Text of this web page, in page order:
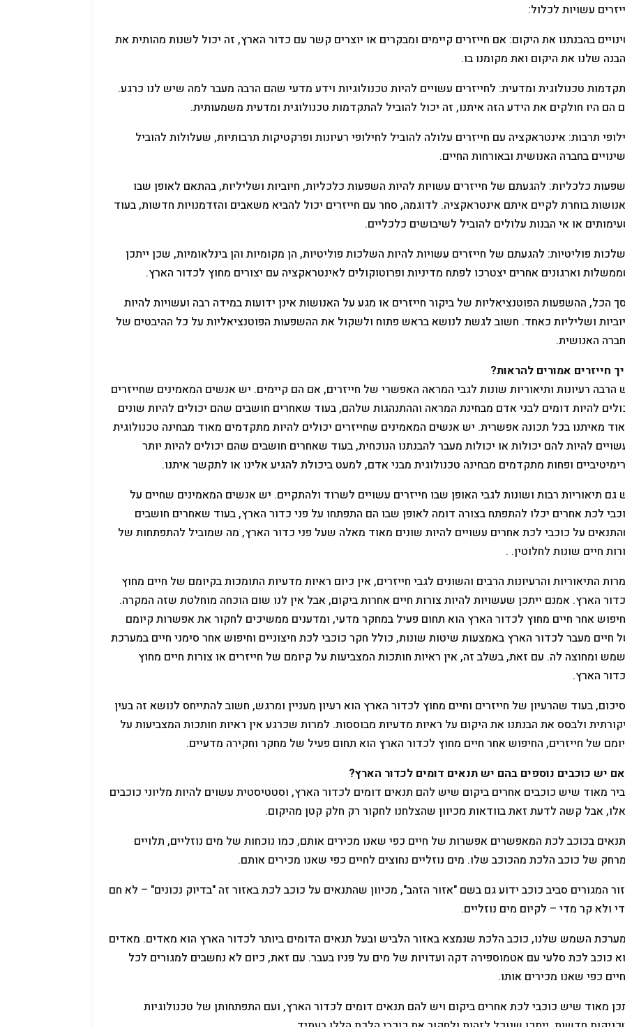
עשויות לכלול:
בהבנתנו את היקום: אם חייזרים קיימים ומבקרים או יוצרים קשר עם כדור הארץ, זה יכול לשנות מהותית את
שלנו את היקום ואת מקומנו בו.
טכנולוגית ומדעית: לחייזרים עשויים להיות טכנולוגיות וידע מדעי שהם הרבה מעבר למה שיש לנו כרגע.
הם היו חולקים את הידע הזה איתנו, זה יכול להוביל להתקדמות טכנולוגית ומדעית משמעותית.
תרבות: אינטראקציה עם חייזרים עלולה להוביל לחילופי רעיונות ופרקטיקות תרבותיות, שעלולות להוביל
בחברה האנושית ובאורחות החיים.
כלכליות: להגעתם של חייזרים עשויות להיות השפעות כלכליות, חיוביות ושליליות, בהתאם לאופן שבו
בוחרת לקיים איתם אינטראקציה. לדוגמה, סחר עם חייזרים יכול להביא משאבים והזדמנויות חדשות, בעוד
או אי הבנות עלולים להוביל לשיבושים כלכליים.
פוליטיות: להגעתם של חייזרים עשויות להיות השלכות פוליטיות, הן מקומיות והן בינלאומיות, שכן ייתכן
וארגונים אחרים יצטרכו לפתח מדיניות ופרוטוקולים לאינטראקציה עם יצורים מחוץ לכדור הארץ.
הכל, ההשפעות הפוטנציאליות של ביקור חייזרים או מגע על האנושות אינן ידועות במידה רבה ועשויות להיות
ושליליות כאחד. חשוב לגשת לנושא בראש פתוח ולשקול את ההשפעות הפוטנציאליות על כל ההיבטים של
האנושית.
חייזרים אמורים להראות?
הרבה רעיונות ותיאוריות שונות לגבי המראה האפשרי של חייזרים, אם הם קיימים. יש אנשים המאמינים שחייזרים
להיות דומים לבני אדם מבחינת המראה וההתנהגות שלהם, בעוד שאחרים חושבים שהם יכולים להיות שונים
מאיתנו בכל תכונה אפשרית. יש אנשים המאמינים שחייזרים יכולים להיות מתקדמים מאוד מבחינה טכנולוגית
להיות להם יכולות או יכולות מעבר להבנתנו הנוכחית, בעוד שאחרים חושבים שהם יכולים להיות יותר
ופחות מתקדמים מבחינה טכנולוגית מבני אדם, למעט ביכולת להגיע אלינו או לתקשר איתנו.
גם תיאוריות רבות ושונות לגבי האופן שבו חייזרים עשויים לשרוד ולהתקיים. יש אנשים המאמינים שחיים על
לכת אחרים יכלו להתפתח בצורה דומה לאופן שבו הם התפתחו על פני כדור הארץ, בעוד שאחרים חושבים
על כוכבי לכת אחרים עשויים להיות שונים מאוד מאלה שעל פני כדור הארץ, מה שמוביל להתפתחות של
חיים שונות לחלוטין. .
התיאוריות והרעיונות הרבים והשונים לגבי חייזרים, אין כיום ראיות מדעיות התומכות בקיומם של חיים מחוץ
הארץ. אמנם ייתכן שעשויות להיות צורות חיים אחרות ביקום, אבל אין לנו שום הוכחה מוחלטת שזה המקרה.
אחר חיים מחוץ לכדור הארץ הוא תחום פעיל במחקר מדעי, ומדענים ממשיכים לחקור את אפשרות קיומם
חיים מעבר לכדור הארץ באמצעות שיטות שונות, כולל חקר כוכבי לכת חיצוניים וחיפוש אחר סימני חיים במערכת
ומחוצה לה. עם זאת, בשלב זה, אין ראיות חותכות המצביעות על קיומם של חייזרים או צורות חיים מחוץ
הארץ.
בעוד שהרעיון של חייזרים וחיים מחוץ לכדור הארץ הוא רעיון מעניין ומרגש, חשוב להתייחס לנושא זה בעין
ולבסס את הבנתנו את היקום על ראיות מדעיות מבוססות. למרות שכרגע אין ראיות חותכות המצביעות על
של חייזרים, החיפוש אחר חיים מחוץ לכדור הארץ הוא תחום פעיל של מחקר וחקירה מדעיים.
יש כוכבים נוספים בהם יש תנאים דומים לכדור הארץ?
מאוד שיש כוכבים אחרים ביקום שיש להם תנאים דומים לכדור הארץ, וסטטיסטית עשוים להיות מליוני כוכבים
אבל קשה לדעת זאת בוודאות מכיוון שהצלחנו לחקור רק חלק קטן מהיקום.
בכוכב לכת המאפשרים אפשרות של חיים כפי שאנו מכירים אותם, כמו נוכחות של מים נוזליים, תלויים
של כוכב הלכת מהכוכב שלו. מים נוזליים נחוצים לחיים כפי שאנו מכירים אותם.
המגורים סביב כוכב ידוע גם בשם "אזור הזהב", מכיוון שהתנאים על כוכב לכת באזור זה "בדיוק נכונים" – לא חם
ולא קר מדי – לקיום מים נוזליים.
השמש שלנו, כוכב הלכת שנמצא באזור הלביש ובעל תנאים הדומים ביותר לכדור הארץ הוא מאדים. מאדים
כוכב לכת סלעי עם אטמוספירה דקה ועדויות של מים על פניו בעבר. עם זאת, כיום לא נחשבים למגורים לכל
כפי שאנו מכירים אותו.
מאוד שיש כוכבי לכת אחרים ביקום ויש להם תנאים דומים לכדור הארץ, ועם התפתחותן של טכנולוגיות